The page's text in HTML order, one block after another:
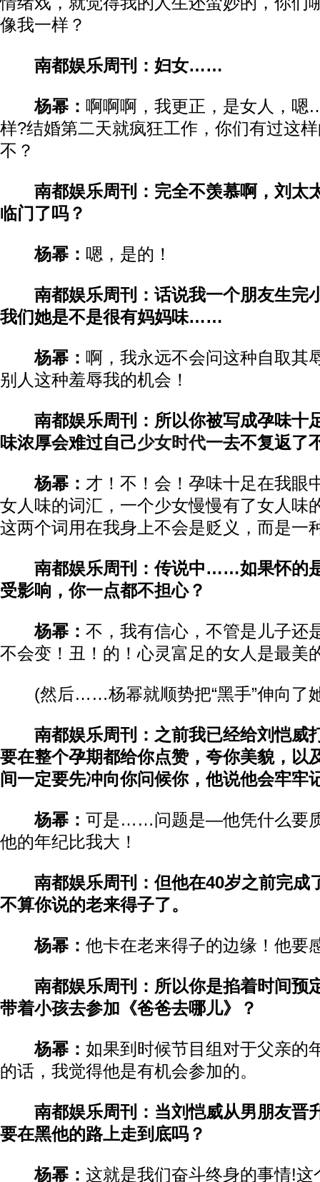
像我一样？
南都娱乐周刊：妇女……
杨幂： 啊啊啊，我更正，是女人，
样?结婚第二天就疯狂工作，你们有过这
不？
南都娱乐周刊：完全不羡慕啊，刘太
临门了吗？
杨幂： 嗯，是的！
南都娱乐周刊：话说我一个朋友生完
我们她是不是很有妈妈味……
杨幂： 啊，我永远不会问这种自取其
别人这种羞辱我的机会！
南都娱乐周刊：所以你被写成孕味十
味浓厚会难过自己少女时代一去不复返了
杨幂： 才！不！会！孕味十足在我眼
女人味的词汇，一个少女慢慢有了女人味
这两个词用在我身上不会是贬义，而是一
南都娱乐周刊：传说中……如果怀的
受影响，你一点都不担心？
杨幂： 不，我有信心，不管是儿子还
不会变！丑！的！心灵富足的女人是最美
(然后……杨幂就顺势把“黑手”伸向了
南都娱乐周刊：之前我已经给刘恺威
要在整个孕期都给你点赞，夸你美貌，以
间一定要先冲向你问候你，他说他会牢
杨幂： 可是……问题是—他凭什么要
他的年纪比我大！
南都娱乐周刊：但他在40岁之前完成
不算你说的老来得子了。
杨幂： 他卡在老来得子的边缘！他要
南都娱乐周刊：所以你是掐着时间预
带着小孩去参加《爸爸去哪儿》？
杨幂： 如果到时候节目组对于父亲的
的话，我觉得他是有机会参加的。
南都娱乐周刊：当刘恺威从男朋友晋
要在黑他的路上走到底吗？
杨幂： 这就是我们奋斗终身的事情!这